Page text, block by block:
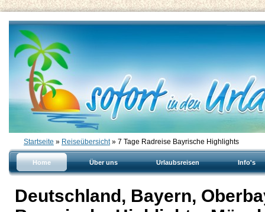
Startseite » Reiseübersicht» 7 Tage Radreise Bayrische Highlights
Home Über uns Urlaubsreisen Info's
Deutschland, Bayern,